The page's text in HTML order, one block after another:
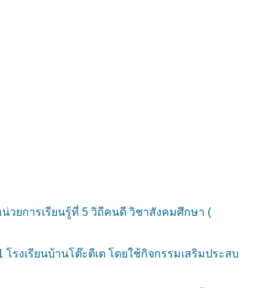
วยการเรียนรู้ที่ 5 วิถีคนดี วิชาสังคมศึกษา (
งเรียนบ้านโต๊ะตีเต โดยใช้กิจกรรมเสริมประสบ